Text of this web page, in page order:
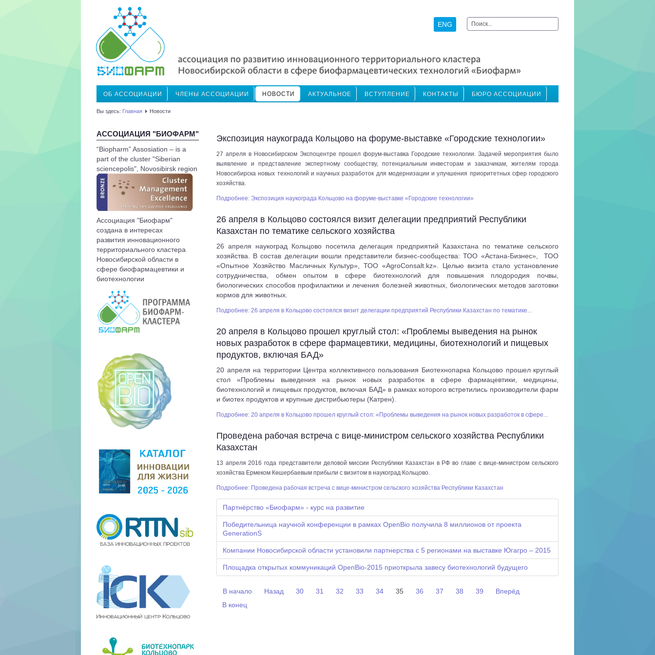
Искать...
ENG
ОБ АССОЦИАЦИИ ЧЛЕНЫ АССОЦИАЦИИ НОВОСТИ АКТУАЛЬНОЕ ВСТУПЛЕНИЕ КОНТАКТЫ БЮРО АССОЦИАЦИИ
Вы здесь: Главная Новости
АССОЦИАЦИЯ "БИОФАРМ"
“Biopharm” Assosiation – is a
part of the cluster "Siberian
sciencepolis", Novosibirsk region
Ассоциация "Биофарм"
создана в интересах
развития инновационного
территориального кластера
Новосибирской области в
сфере биофармацевтики и
биотехнологии
Экспозиция наукограда Кольцово на форуме-выставке «Городские технологии»
27 апреля в Новосибирском Экспоцентре прошел форум-выставка Городские технологии. Задачей мероприятия было
выявление и представление экспертному сообществу, потенциальным инвесторам и заказчикам, жителям города
Новосибирска новых технологий и научных разработок для модернизации и улучшения приоритетных сфер городского
хозяйства.
Подробнее: Экспозиция наукограда Кольцово на форуме-выставке «Городские технологии»
26 апреля в Кольцово состоялся визит делегации предприятий Республики
Казахстан по тематике сельского хозяйства
26 апреля наукоград Кольцово посетила делегация предприятий Казахстана по тематике сельского
хозяйства. В состав делегации вошли представители бизнес-сообщества: ТОО «Астана-Бизнес», ТОО
«Опытное Хозяйство Масличных Культур», ТОО «AgroConsalt.kz». Целью визита стало установление
сотрудничества, обмен опытом в сфере биотехнологий для повышения плодородия почвы,
биологических способов профилактики и лечения болезней животных, биологических методов заготовки
кормов для животных.
Подробнее: 26 апреля в Кольцово состоялся визит делегации предприятий Республики Казахстан по тематике...
20 апреля в Кольцово прошел круглый стол: «Проблемы выведения на рынок
новых разработок в сфере фармацевтики, медицины, биотехнологий и пищевых
продуктов, включая БАД»
20 апреля на территории Центра коллективного пользования Биотехнопарка Кольцово прошел круглый
стол «Проблемы выведения на рынок новых разработок в сфере фармацевтики, медицины,
биотехнологий и пищевых продуктов, включая БАД» в рамках которого встретились производители фарм
и биотех продуктов и крупные дистрибьютеры (Катрен).
Подробнее: 20 апреля в Кольцово прошел круглый стол: «Проблемы выведения на рынок новых разработок в сфере...
Проведена рабочая встреча с вице-министром сельского хозяйства Республики
Казахстан
13 апреля 2016 года представители деловой миссии Республики Казахстан в РФ во главе с вице-министром сельского
хозяйства Ермеком Көшербаевым прибыли с визитом в наукоград Кольцово.
Подробнее: Проведена рабочая встреча с вице-министром сельского хозяйства Республики Казахстан
Партнёрство «Биофарм» - курс на развитие
Победительница научной конференции в рамках OpenBio получила 8 миллионов от проекта
GenerationS
Компании Новосибирской области установили партнерства с 5 регионами на выставке Югагро – 2015
Площадка открытых коммуникаций OpenBio-2015 приоткрыла завесу биотехнологий будущего
В начало Назад 30 31 32 33 34 35 36 37 38 39
Вперёд
В конец